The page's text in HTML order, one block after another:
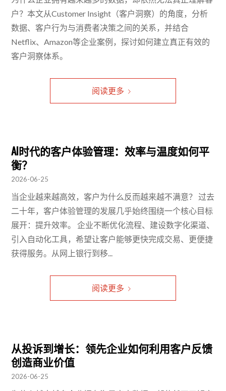
户？本文从Customer Insight（客户洞察）的角度，分析
数据、客户行为与消费者决策之间的关系，并结合
Netflix、Amazon等企业案例，探讨如何建立真正有效的
客户洞察体系。
阅读更多
AI时代的客户体验管理：效率与温度如何平
衡？
2026-06-25
当企业越来越高效，客户为什么反而越来越不满意？ 过去
二十年，客户体验管理的发展几乎始终围绕一个核心目标
展开：提升效率。 企业不断优化流程、建设数字化渠道、
引入自动化工具，希望让客户能够更快完成交易、更便捷
获得服务。从网上银行到移...
阅读更多
从投诉到增长：领先企业如何利用客户反馈
创造商业价值
2026-06-25